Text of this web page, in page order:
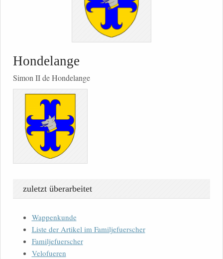
Hondelange
Simon II de Hondelange
zuletzt überarbeitet
Wappenkunde
Liste der Artikel im Familjefuerscher
Familjefuerscher
Velofueren